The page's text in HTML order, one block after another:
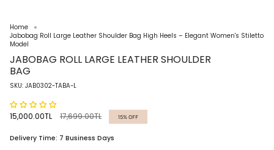
Home
Jabobag Roll Large Leather Shoulder Bag High Heels – Elegant Women's Stiletto
Model
JABOBAG ROLL LARGE LEATHER SHOULDER
BAG
SKU: JAB0302-TABA-L
15,000.00TL
Regular
17,699.00TL 15%OFF
Delivery Time: 7 Business Days